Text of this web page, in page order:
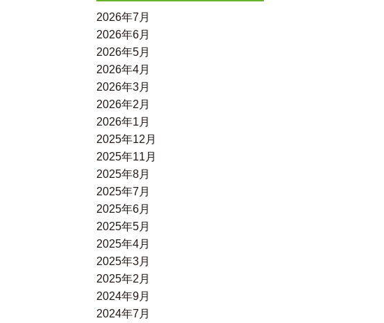
2026年7月
2026年6月
2026年5月
2026年4月
2026年3月
2026年2月
2026年1月
2025年12月
2025年11月
2025年8月
2025年7月
2025年6月
2025年5月
2025年4月
2025年3月
2025年2月
2024年9月
2024年7月